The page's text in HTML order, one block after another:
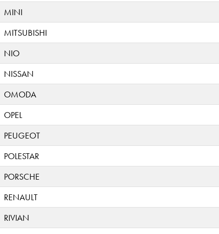
MINI
MITSUBISHI
NIO
NISSAN
OMODA
OPEL
PEUGEOT
POLESTAR
PORSCHE
RENAULT
RIVIAN